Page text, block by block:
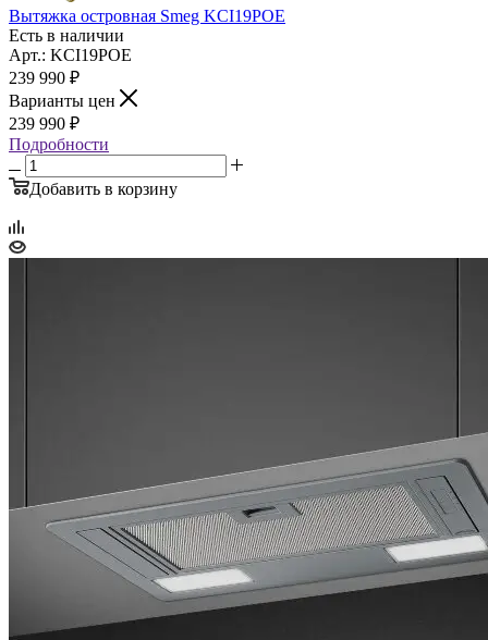
Вытяжка островная Smeg KCI19POE
Есть в наличии
Арт.: KCI19POE
239 990 ₽
Варианты цен
239 990 ₽
Подробности
Добавить в корзину